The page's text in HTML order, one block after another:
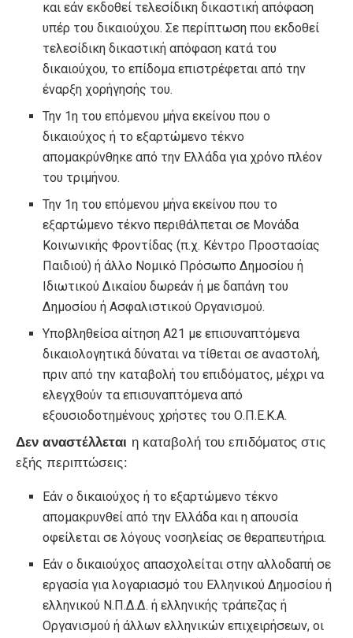
και εάν εκδοθεί τελεσίδικη δικαστική απόφαση
υπέρ του δικαιούχου. Σε περίπτωση που εκδοθεί
τελεσίδικη δικαστική απόφαση κατά του
δικαιούχου, το επίδομα επιστρέφεται από την
έναρξη χορήγησής του.
Την 1η του επόμενου μήνα εκείνου που ο
δικαιούχος ή το εξαρτώμενο τέκνο
απομακρύνθηκε από την Ελλάδα για χρόνο πλέον
του τριμήνου.
Την 1η του επόμενου μήνα εκείνου που το
εξαρτώμενο τέκνο περιθάλπεται σε Μονάδα
Κοινωνικής Φροντίδας (π.χ. Κέντρο Προστασίας
Παιδιού) ή άλλο Νομικό Πρόσωπο Δημοσίου ή
Ιδιωτικού Δικαίου δωρεάν ή με δαπάνη του
Δημοσίου ή Ασφαλιστικού Οργανισμού.
Υποβληθείσα αίτηση Α21 με επισυναπτόμενα
δικαιολογητικά δύναται να τίθεται σε αναστολή,
πριν από την καταβολή του επιδόματος, μέχρι να
ελεγχθούν τα επισυναπτόμενα από
εξουσιοδοτημένους χρήστες του Ο.Π.Ε.Κ.Α.
Δεν αναστέλλεται η καταβολή του επιδόματος στις
εξής περιπτώσεις:
Εάν ο δικαιούχος ή το εξαρτώμενο τέκνο
απομακρυνθεί από την Ελλάδα και η απουσία
οφείλεται σε λόγους νοσηλείας σε θεραπευτήρια.
Εάν ο δικαιούχος απασχολείται στην αλλοδαπή σε
εργασία για λογαριασμό του Ελληνικού Δημοσίου ή
ελληνικού Ν.Π.Δ.Δ. ή ελληνικής τράπεζας ή
Οργανισμού ή άλλων ελληνικών επιχειρήσεων, οι